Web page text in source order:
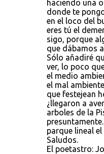
haciendo una
donde te
en el loco del
eres tú el
sigo, porque
que dábamos
Sólo añadiré
ver, lo poco
el medio
el mal
que festejean
¿llegaron a
arboles de la
parque lineal
Saludos.
El poetastro: